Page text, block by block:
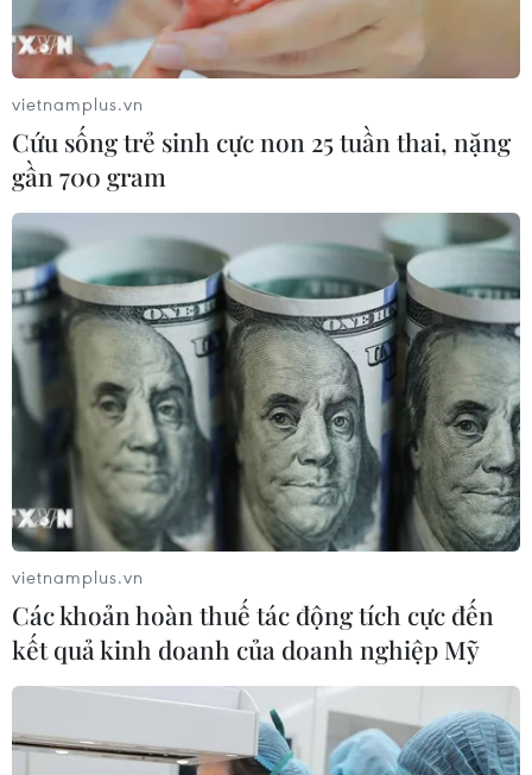
vietnamplus.vn
Cứu sống trẻ sinh cực non 25 tuần thai, nặng
gần 700 gram
vietnamplus.vn
Các khoản hoàn thuế tác động tích cực đến
kết quả kinh doanh của doanh nghiệp Mỹ